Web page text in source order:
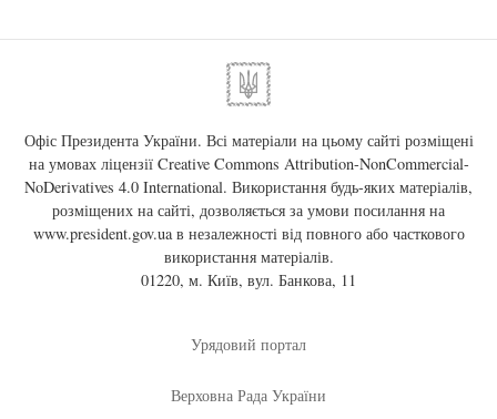
Офіс Президента України. Всі матеріали на цьому сайті розміщені
на умовах ліцензії Creative Commons Attribution-NonCommercial-
NoDerivatives 4.0 International. Використання будь-яких матеріалів,
розміщених на сайті, дозволяється за умови посилання на
www.president.gov.uaв незалежності від повного або часткового
використання матеріалів.
01220, м. Київ, вул. Банкова, 11
Урядовий портал
Верховна Рада України